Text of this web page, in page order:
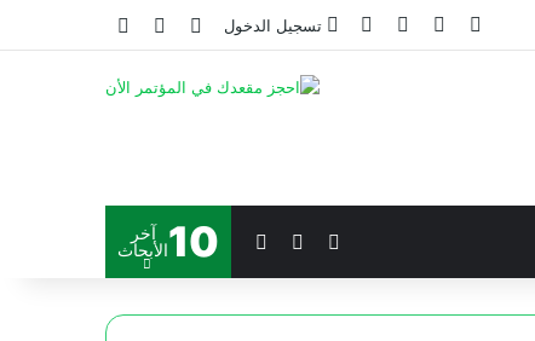
تسجيل الدخول
10
آخر
الأبحاث